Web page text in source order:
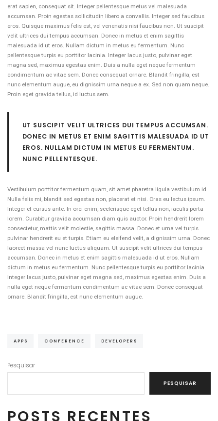
erat sapien, consequat sit. Integer pellentesque metus vel malesuada
accumsan. Proin egestas sollicitudin libero a convallis. Integer sed faucibus
eros. Quisque maximus felis est, vel venenatis nisi faucibus non. Ut suscipit
velit ultrices dui tempus accumsan. Donec in metus et enim sagittis
malesuada id ut eros. Nullam dictum in metus eu fermentum. Nunc
pellentesque turpis eu porttitor lacinia. Integer lacus justo, pulvinar eget
magna sed, maximus egestas enim. Duis a nulla eget neque fermentum
condimentum ac vitae sem. Donec consequat ornare. Blandit fringilla, est
nunc elementum augue, eu dignissim urna neque a ex. Sed non quam neque.
Proin eget gravida tellus, id luctus sem.
UT SUSCIPIT VELIT ULTRICES DUI TEMPUS ACCUMSAN.
DONEC IN METUS ET ENIM SAGITTIS MALESUADA ID UT
EROS. NULLAM DICTUM IN METUS EU FERMENTUM.
NUNC PELLENTESQUE.
Vestibulum porttitor fermentum quam, sit amet pharetra ligula vestibulum id.
Nulla felis mi, blandit sed egestas non, placerat et nisi. Cras eu lectus ipsum.
Integer et cursus ante. In orci enim, scelerisque eget tellus non, iaculis porta
lorem. Curabitur gravida accumsan diam quis auctor. Proin hendrerit lorem
consectetur, mattis velit molestie, sagittis massa. Donec et urna vel turpis
pulvinar hendrerit eu et turpis. Etiam eu eleifend velit, a dignissim urna. Donec
laoreet massa vel nunc luctus aliquam. Ut suscipit velit ultrices dui tempus
accumsan. Donec in metus et enim sagittis malesuada id ut eros. Nullam
dictum in metus eu fermentum. Nunc pellentesque turpis eu porttitor lacinia.
Integer lacus justo, pulvinar eget magna sed, maximus egestas enim. Duis a
nulla eget neque fermentum condimentum ac vitae sem. Donec consequat
ornare. Blandit fringilla, est nunc elementum augue.
APPS CONFERENCE DEVELOPERS
Pesquisar
PESQUISAR
POSTS RECENTES